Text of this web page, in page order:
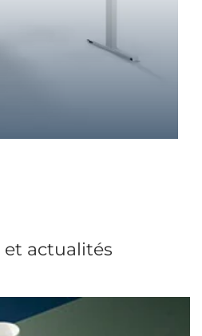
et actualités